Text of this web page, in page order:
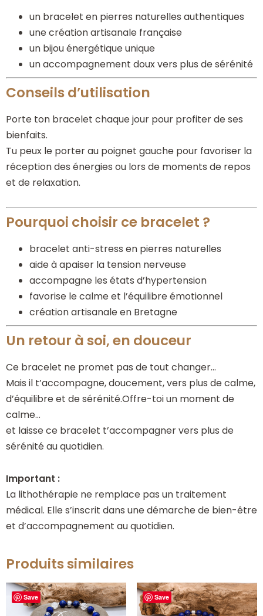
un bracelet en pierres naturelles authentiques
une création artisanale française
un bijou énergétique unique
un accompagnement doux vers plus de sérénité
Conseils d’utilisation
Porte ton bracelet chaque jour pour profiter de ses
bienfaits.
Tu peux le porter au poignet gauche pour favoriser la
réception des énergies ou lors de moments de repos
et de relaxation.
Pourquoi choisir ce bracelet ?
bracelet anti-stress en pierres naturelles
aide à apaiser la tension nerveuse
accompagne les états d’hypertension
favorise le calme et l’équilibre émotionnel
création artisanale en Bretagne
Un retour à soi, en douceur
Ce bracelet ne promet pas de tout changer…
Mais il t’accompagne, doucement, vers plus de calme,
d’équilibre et de sérénité.Offre-toi un moment de
calme…
et laisse ce bracelet t’accompagner vers plus de
sérénité au quotidien.
Important :
La lithothérapie ne remplace pas un traitement
médical. Elle s’inscrit dans une démarche de bien-être
et d’accompagnement au quotidien.
Produits similaires
Save Save